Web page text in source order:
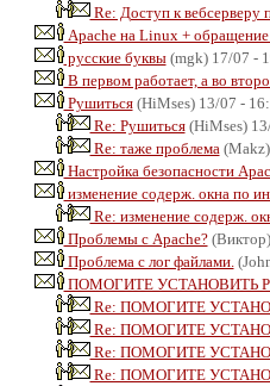
Re: Доступ к вебсерверу
Apache на Linux + обращение
русские буквы(mgk) 17/07 -
В первом работает, а во
Рушиться(HiMses) 13/07 -
Re: Рушиться(HiMses)
Re: таже проблема
Настройка безопасности
изменение содерж. окна по
Re: изменение содерж.
Проблемы с Apache?
Проблема с лог файлами.
ПОМОГИТЕ УСТАНОВИТЬ
Re: ПОМОГИТЕ
Re: ПОМОГИТЕ
Re: ПОМОГИТЕ
Re: ПОМОГИТЕ